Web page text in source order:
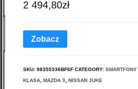
2 494,80zł
Zobacz
SKU: 98355336BF6F CATEGORY: SMARTFONY
KLASA, MAZDA 3, NISSAN JUKE